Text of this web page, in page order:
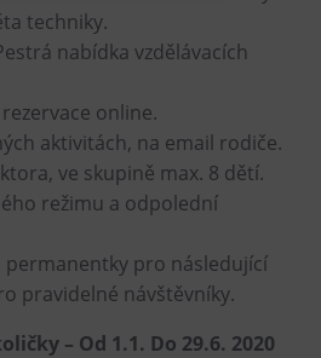
Agriculture Ostrava
Landek Park
techniky.
nabídka vzdělávacích
online.
aktivitách, na email rodiče.
ve skupině max. 8 dětí.
režimu a odpolední
permanentky pro následující
pravidelné návštěvníky.
– Od 1.1. Do 29.6. 2020